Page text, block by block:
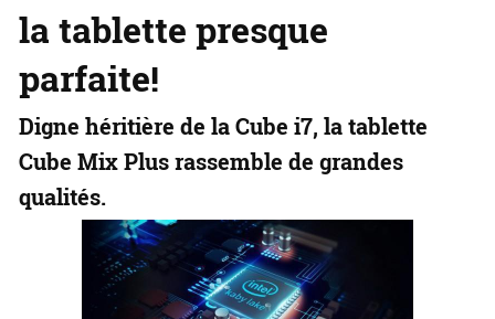
la tablette presque
parfaite!
Digne héritière de laCube i7, la tablette
Cube Mix Plusrassemble de grandes
qualités.